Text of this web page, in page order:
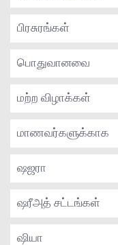
பிரசுரங்கள்
பொதுவானவை
மற்ற விழாக்கள்
மாணவர்களுக்காக
ஷஜரா
ஷரீஅத் சட்டங்கள்
ஷியா